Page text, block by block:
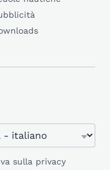
sulla privacy